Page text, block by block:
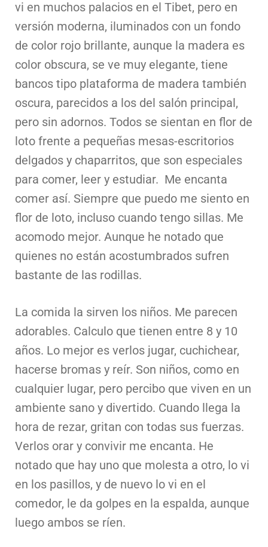
vi en muchos palacios en el Tibet, pero en
versión moderna, iluminados con un fondo
de color rojo brillante, aunque la madera es
color obscura, se ve muy elegante, tiene
bancos tipo plataforma de madera también
oscura, parecidos a los del salón principal,
pero sin adornos. Todos se sientan en flor de
loto frente a pequeñas mesas-escritorios
delgados y chaparritos, que son especiales
para comer, leer y estudiar. Me encanta
comer así. Siempre que puedo me siento en
flor de loto, incluso cuando tengo sillas. Me
acomodo mejor. Aunque he notado que
quienes no están acostumbrados sufren
bastante de las rodillas.
La comida la sirven los niños. Me parecen
adorables. Calculo que tienen entre 8 y 10
años. Lo mejor es verlos jugar, cuchichear,
hacerse bromas y reír. Son niños, como en
cualquier lugar, pero percibo que viven en un
ambiente sano y divertido. Cuando llega la
hora de rezar, gritan con todas sus fuerzas.
Verlos orar y convivir me encanta. He
notado que hay uno que molesta a otro, lo vi
en los pasillos, y de nuevo lo vi en el
comedor, le da golpes en la espalda, aunque
luego ambos se ríen.